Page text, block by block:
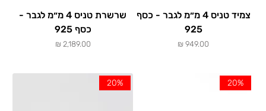
צמיד טניס 4 מ״מ לגבר - כסף
925
מחיר
שרשרת טניס 4 מ״מ לגבר -
כסף 925
מחיר
20%
20%